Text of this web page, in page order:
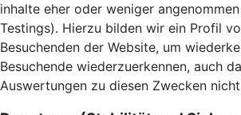
inhalte eher oder weniger
Testings). Hierzu bilden wir ein Profil
Besuchenden der Website, um
Besuchende wiederzuerkennen, auch
Auswertungen zu diesen Zwecken